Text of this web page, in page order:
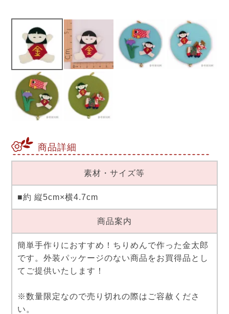
商品詳細
素材・サイズ等
■約 縦5cm×横4.7cm
商品案内
簡単手作りにおすすめ！ちりめんで作った金太郎
です。外装パッケージのない商品をお買得品とし
てご提供いたします！
※数量限定なので売り切れの際はご容赦くださ
い。